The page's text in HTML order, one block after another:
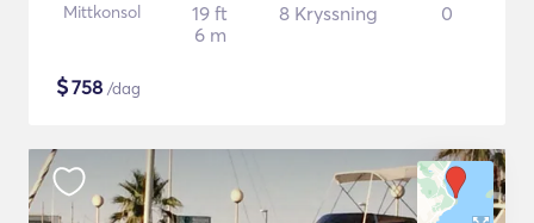
Mittkonsol
19 ft
6 m
8 Kryssning 0
$758 /dag